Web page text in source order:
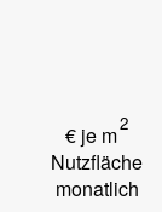
€ je m2
Nutzfläche
monatlich